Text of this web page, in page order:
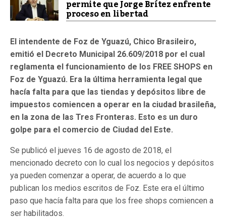
permite que Jorge Brítez enfrente
proceso en libertad
El intendente de Foz de Yguazú, Chico Brasileiro,
emitió el Decreto Municipal 26.609/2018 por el cual
reglamenta el funcionamiento de los FREE SHOPS en
Foz de Yguazú. Era la última herramienta legal que
hacía falta para que las tiendas y depósitos libre de
impuestos comiencen a operar en la ciudad brasileña,
en la zona de las Tres Fronteras. Esto es un duro
golpe para el comercio de Ciudad del Este.
Se publicó el jueves 16 de agosto de 2018, el
mencionado decreto con lo cual los negocios y depósitos
ya pueden comenzar a operar, de acuerdo a lo que
publican los medios escritos de Foz. Este era el último
paso que hacía falta para que los free shops comiencen a
ser habilitados.